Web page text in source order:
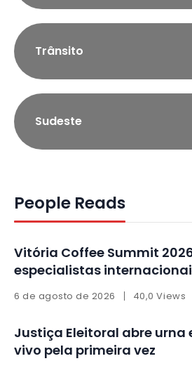
Trânsito
Sudeste
People Reads
Vitória Coffee Summit
especialistas
6 de agosto de 2026 40,0 Views
Justiça Eleitoral abre urna
vivo pela primeira vez